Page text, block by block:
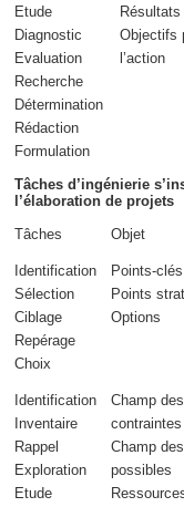
Etude
Diagnostic
Evaluation
Recherche
Détermination
Rédaction
Formulation
Objectifs
l’action
Tâches d’ingénierie
l’élaboration de projets
Tâches
Objet
Identification
Sélection
Ciblage
Repérage
Choix
Points-clés
Points
Options
Identification
Inventaire
Rappel
Exploration
Etude
Champ des
contraintes
Champ des
possibles